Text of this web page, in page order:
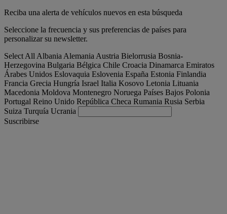
Reciba una alerta de vehículos nuevos en esta búsqueda
Seleccione la frecuencia y sus preferencias de países para
personalizar su newsletter.
Select All Albania Alemania Austria Bielorrusia Bosnia-
Herzegovina Bulgaria Bélgica Chile Croacia Dinamarca Emiratos
Árabes Unidos Eslovaquia Eslovenia España Estonia Finlandia
Francia Grecia Hungría Israel Italia Kosovo Letonia Lituania
Macedonia Moldova Montenegro Noruega Países Bajos Polonia
Portugal Reino Unido República Checa Rumania Rusia Serbia
Suiza Turquía Ucrania
Suscribirse